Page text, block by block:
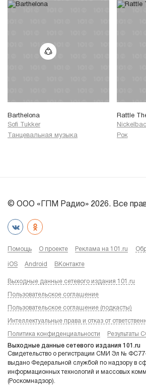
Barthelona
Sofi Tukker
Танцевальная музыка
Rattle
Рок
© ООО «ГПМ Радио» 2026. Все
Помощь О проекте Реклама на 101.ru
iOS Android ВКонтакте
Выходные данные сетевого издания 101.ru
Пользовательское соглашение
Пользовательское соглашение (подкасты)
Интеллектуальные права и отказ от
Политика конфиденциальности Результаты
Выходные данные сетевого издания 101.ru
Свидетельство о регистрации СМИ Эл №
выдано Федеральной службой по надзору в
информационных технологий и массовых
(Роскомнадзор).